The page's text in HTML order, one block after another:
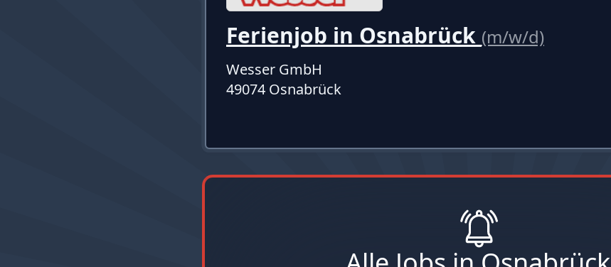
Ferienjob in Osnabrück (m/w/d)
Wesser GmbH
49074 Osnabrück